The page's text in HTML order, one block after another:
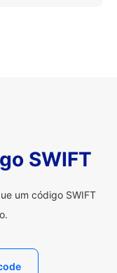
SWIFT
um código SWIFT